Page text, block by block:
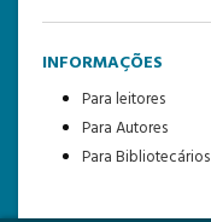
INFORMAÇÕES
Para leitores
Para Autores
Para Bibliotecários